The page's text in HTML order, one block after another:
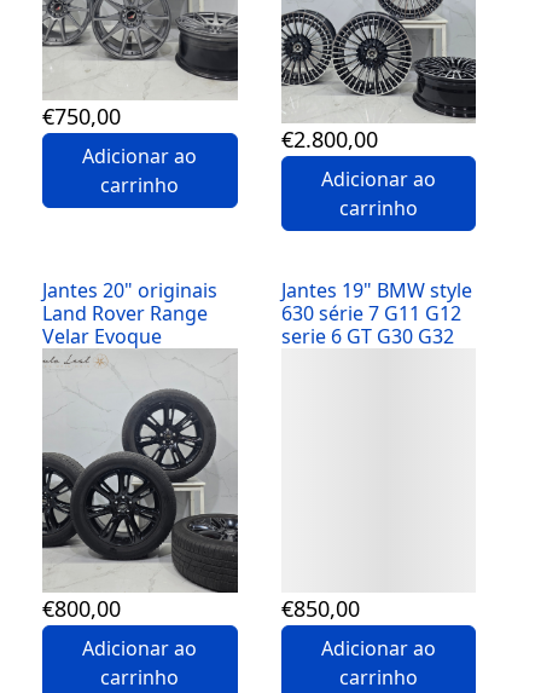
Volvo (2)
VW (3)
€750,00
Adicionar ao
carrinho
€2.800,00
Adicionar ao
carrinho
Jantes 20" originais
Land Rover Range
Velar Evoque
Detalhes
€800,00
Adicionar ao
carrinho
Jantes 19" BMW style
630 série 7 G11 G12
serie 6 GT G30 G32
€850,00
Adicionar ao
carrinho